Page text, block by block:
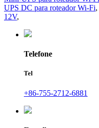
UPS DC para roteador Wi-Fi,
12V,
Telefone
Tel
+86-755-2712-6881